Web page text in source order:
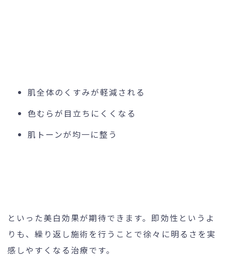
肌全体のくすみが軽減される
色むらが目立ちにくくなる
肌トーンが均一に整う
といった美白効果が期待できます。即効性というよ
りも、繰り返し施術を行うことで徐々に明るさを実
感しやすくなる治療です。